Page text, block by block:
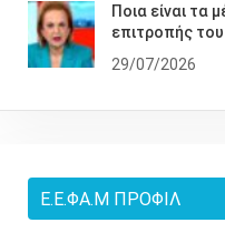
Ποια είναι τα
επιτροπής του
29/07/2026
Ε.Ε.ΦΑ.Μ ΠΡΟΦΊΛ